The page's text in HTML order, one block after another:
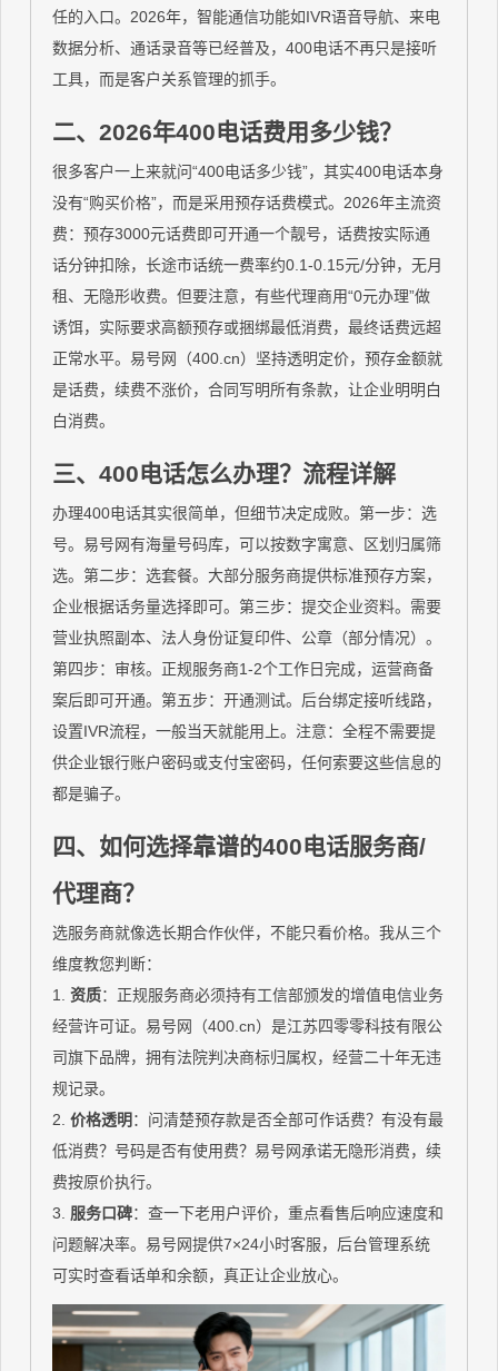
任的入口。2026年，智能通信功能如IVR语音导航、来电
数据分析、通话录音等已经普及，400电话不再只是接听
工具，而是客户关系管理的抓手。
二、2026年400电话费用多少钱？
很多客户一上来就问“400电话多少钱”，其实400电话本身
没有“购买价格”，而是采用预存话费模式。2026年主流资
费：预存3000元话费即可开通一个靓号，话费按实际通
话分钟扣除，长途市话统一费率约0.1-0.15元/分钟，无月
租、无隐形收费。但要注意，有些代理商用“0元办理”做
诱饵，实际要求高额预存或捆绑最低消费，最终话费远超
正常水平。易号网（400.cn）坚持透明定价，预存金额就
是话费，续费不涨价，合同写明所有条款，让企业明明白
白消费。
三、400电话怎么办理？流程详解
办理400电话其实很简单，但细节决定成败。第一步：选
号。易号网有海量号码库，可以按数字寓意、区划归属筛
选。第二步：选套餐。大部分服务商提供标准预存方案，
企业根据话务量选择即可。第三步：提交企业资料。需要
营业执照副本、法人身份证复印件、公章（部分情况）。
第四步：审核。正规服务商1-2个工作日完成，运营商备
案后即可开通。第五步：开通测试。后台绑定接听线路，
设置IVR流程，一般当天就能用上。注意：全程不需要提
供企业银行账户密码或支付宝密码，任何索要这些信息的
都是骗子。
四、如何选择靠谱的400电话服务商/
代理商？
选服务商就像选长期合作伙伴，不能只看价格。我从三个
维度教您判断：
1.资质：正规服务商必须持有工信部颁发的增值电信业务
经营许可证。易号网（400.cn）是江苏四零零科技有限公
司旗下品牌，拥有法院判决商标归属权，经营二十年无违
规记录。
2.价格透明 ：问清楚预存款是否全部可作话费？有没有最
低消费？号码是否有使用费？易号网承诺无隐形消费，续
费按原价执行。
3. 服务口碑：查一下老用户评价，重点看售后响应速度和
问题解决率。易号网提供7×24小时客服，后台管理系统
可实时查看话单和余额，真正让企业放心。